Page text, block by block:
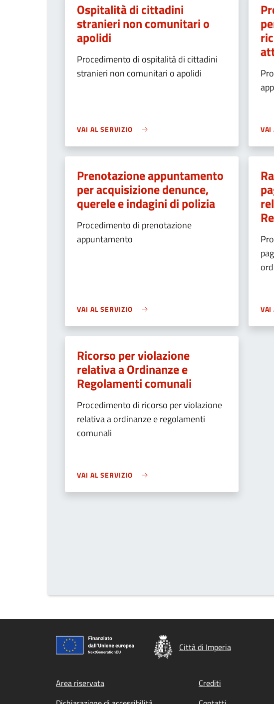
Ospitalità di cittadini
stranieri non comunitari o
apolidi
Procedimento di ospitalità di cittadini
stranieri non comunitari o apolidi
VAI AL SERVIZIO VAI
Prenotazione appuntamento
per acquisizione denunce,
querele e indagini di polizia
Procedimento di prenotazione
appuntamento
VAI AL SERVIZIO VAI
Ricorso per violazione
relativa a Ordinanze e
Regolamenti comunali
Procedimento di ricorso per violazione
relativa a ordinanze e regolamenti
comunali
VAI AL SERVIZIO
Città di Imperia
Footer menu
Area riservata Crediti